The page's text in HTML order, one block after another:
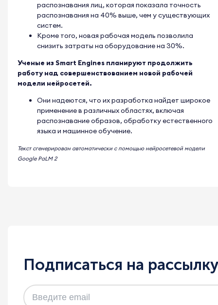
распознавания лиц, которая показала точность
распознавания на 40% выше, чем у существующих
систем.
Кроме того, новая рабочая модель позволила
снизить затраты на оборудование на 30%.
Ученые из Smart Engines планируют продолжить
работу над совершенствованием новой рабочей
модели нейросетей.
Они надеются, что их разработка найдет широкое
применение в различных областях, включая
распознавание образов, обработку естественного
языка и машинное обучение.
Текст сгенерирован автоматически с помощью нейросетевой модели
Google PaLM 2
Подписаться на рассылку